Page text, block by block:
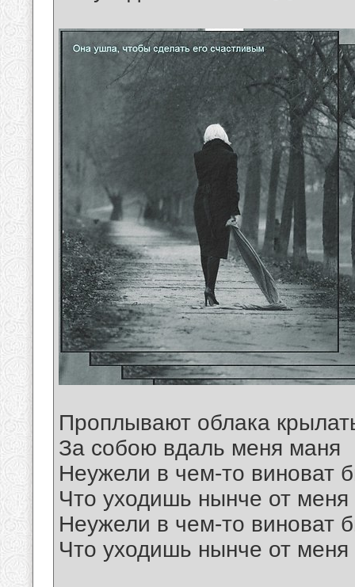
Проплывают облака
За собою вдаль меня маня
Неужели в чем-то виноват
Что уходишь нынче от меня
Неужели в чем-то виноват
Что уходишь нынче от меня